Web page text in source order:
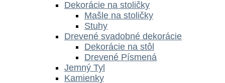
Dekorácie na stoličky
Mašle na stoličky
Stuhy
Drevené svadobné dekorácie
Dekorácie na stôl
Drevené Písmená
Jemný Tyl
Kamienky